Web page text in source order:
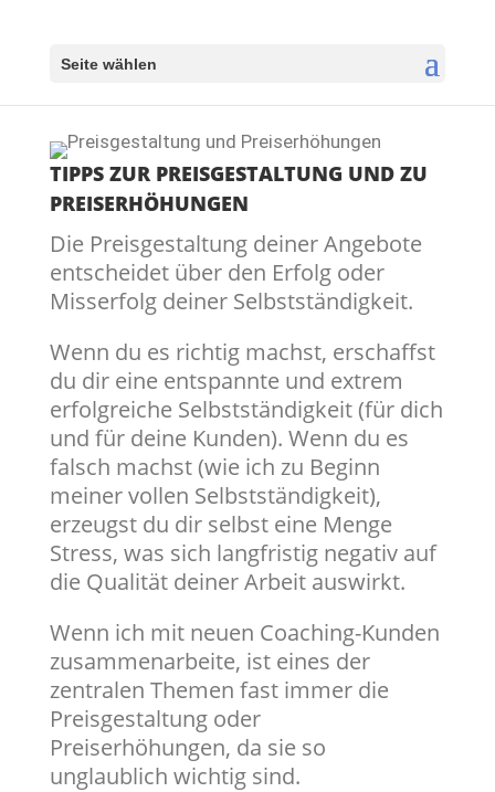
Seite wählen
TIPPS ZUR PREISGESTALTUNG UND ZU
PREISERHÖHUNGEN
Die Preisgestaltung deiner Angebote
entscheidet über den Erfolg oder
Misserfolg deiner Selbstständigkeit.
Wenn du es richtig machst, erschaffst
du dir eine entspannte und extrem
erfolgreiche Selbstständigkeit (für dich
und für deine Kunden). Wenn du es
falsch machst (wie ich zu Beginn
meiner vollen Selbstständigkeit),
erzeugst du dir selbst eine Menge
Stress, was sich langfristig negativ auf
die Qualität deiner Arbeit auswirkt.
Wenn ich mit neuen Coaching-Kunden
zusammenarbeite, ist eines der
zentralen Themen fast immer die
Preisgestaltung oder
Preiserhöhungen, da sie so
unglaublich wichtig sind.